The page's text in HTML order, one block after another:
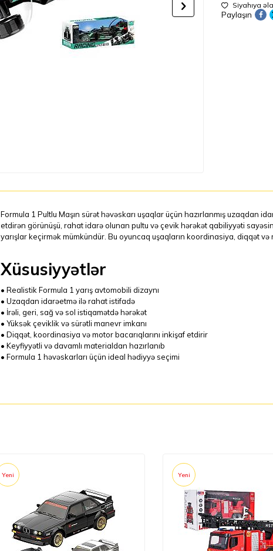
Siyahıya
Paylaşın
Formula 1 Pultlu Maşın sürət həvəskarı uşaqlar üçün hazırlanmış uzaqdan
etdirən görünüşü, rahat idarə olunan pultu və çevik hərəkət qabiliyyəti
yarışlar keçirmək mümkündür. Bu oyuncaq uşaqların koordinasiya, diqqət və
Xüsusiyyətlər
• Realistik Formula 1 yarış avtomobili dizaynı
• Uzaqdan idarəetmə ilə rahat istifadə
• İrəli, geri, sağ və sol istiqamətdə hərəkət
• Yüksək çeviklik və sürətli manevr imkanı
• Diqqət, koordinasiya və motor bacarıqlarını inkişaf etdirir
• Keyfiyyətli və davamlı materialdan hazırlanıb
• Formula 1 həvəskarları üçün ideal hədiyyə seçimi
Yeni Yeni